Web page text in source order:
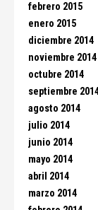
febrero 2015
enero 2015
diciembre 2014
noviembre 2014
octubre 2014
septiembre
agosto 2014
julio 2014
junio 2014
mayo 2014
abril 2014
marzo 2014